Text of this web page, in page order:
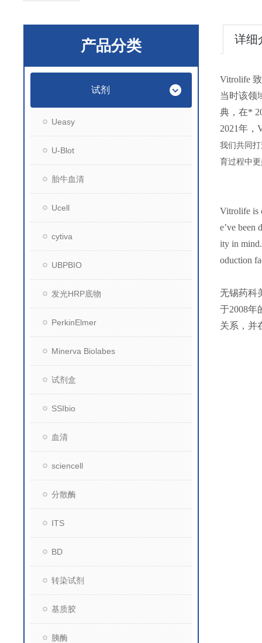
产品分类
试剂
Ueasy
U-Blot
胎牛血清
Ucell
cytiva
UBPBIO
发光HRP底物
PerkinElmer
Minerva Biolabes
试剂盒
SSIbio
血清
sciencell
分散酶
ITS
BD
转染试剂
基质胶
胰酶
详细
Vitrolife
当时该领
典，在*
2021年，
我们共同
育过程中
Vitrolife is
e’ve been
ity in
oduction
无锡药科
于2008年
关系，并